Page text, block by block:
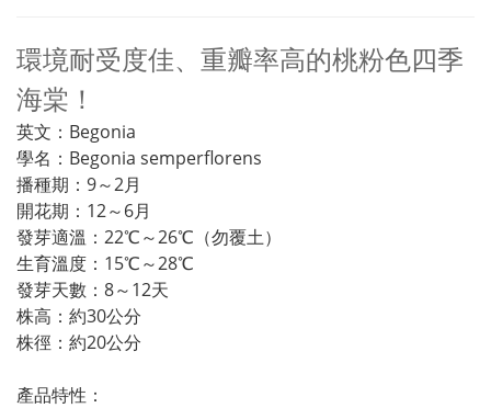
環境耐受度佳、重瓣率高的桃粉色四季
海棠！
英文：Begonia
學名：Begonia semperflorens
播種期：9～2月
開花期：12～6月
發芽適溫：22℃～26℃（勿覆土）
生育溫度：15℃～28℃
發芽天數：8～12天
株高：約30公分
株徑：約20公分
產品特性：